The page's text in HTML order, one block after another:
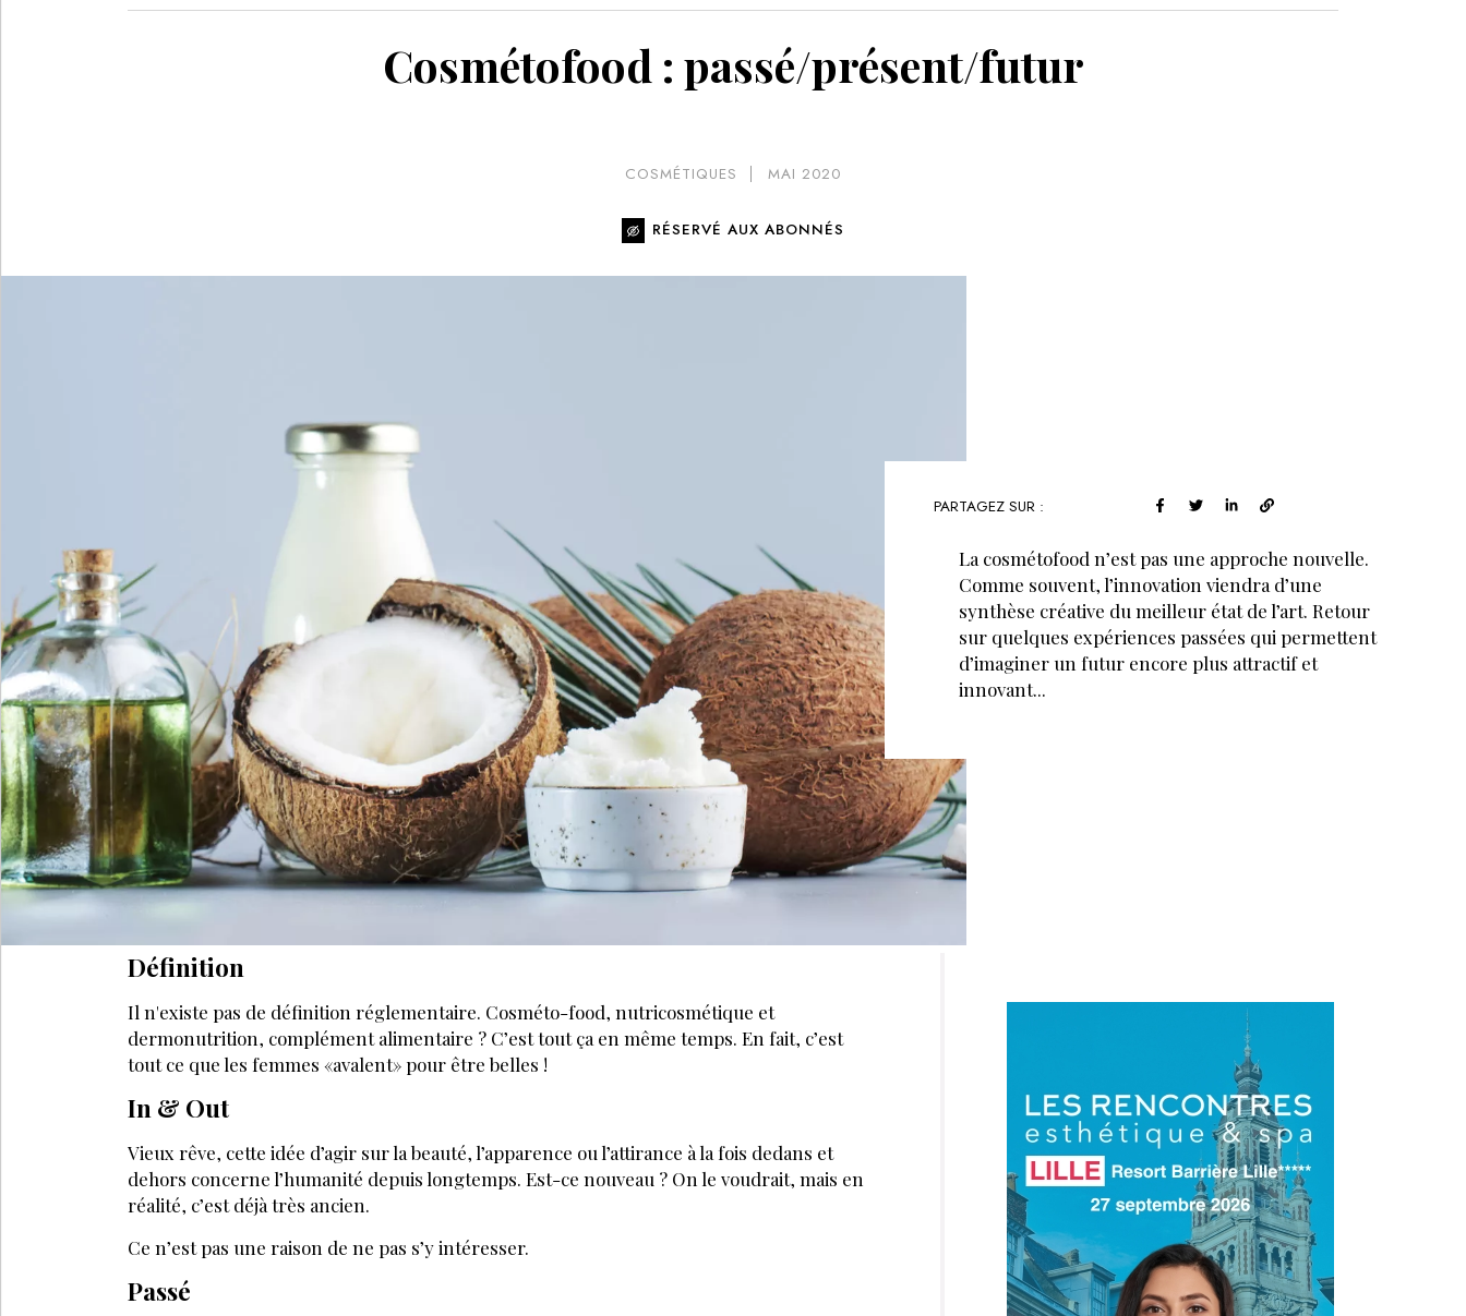
Cosmétofood : passé/présent/futur
COSMÉTIQUES MAI 2020
RÉSERVÉ AUX ABONNÉS
PARTAGEZ SUR :
La cosmétofood n’est pas une approche nouvelle.
Comme souvent, l’innovation viendra d’une
synthèse créative du meilleur état de l’art. Retour
sur quelques expériences passées qui permettent
d’imaginer un futur encore plus attractif et
innovant...
Définition
Il n'existe pas de définition réglementaire. Cosméto-food, nutricosmétique et
dermonutrition, complément alimentaire ? C’est tout ça en même temps. En fait, c’est
tout ce que les femmes «avalent» pour être belles !
In & Out
Vieux rêve, cette idée d’agir sur la beauté, l’apparence ou l’attirance à la fois dedans et
dehors concerne l’humanité depuis longtemps. Est-ce nouveau ? On le voudrait, mais en
réalité, c’est déjà très ancien.
Ce n’est pas une raison de ne pas s’y intéresser.
Passé